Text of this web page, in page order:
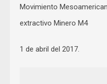
Movimiento
extractivo Minero M4
1 de abril del 2017.